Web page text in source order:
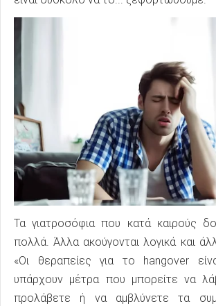
Τα γιατροσόφια που κατά καιρούς
πολλά. Άλλα ακούγονται λογικά και
«Οι θεραπείες για το hangover
υπάρχουν μέτρα που μπορείτε να
προλάβετε ή να αμβλύνετε τα